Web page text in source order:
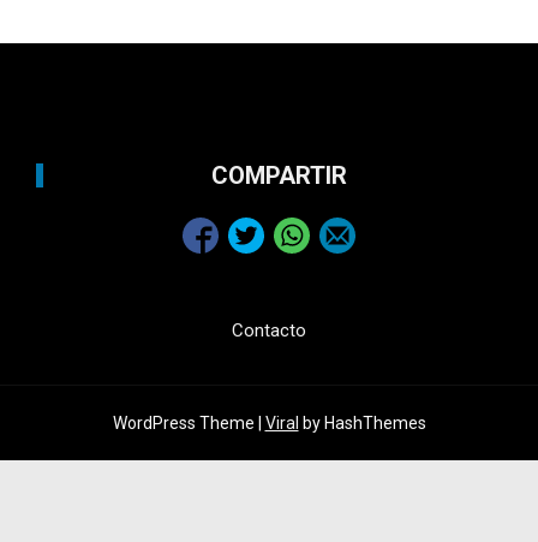
COMPARTIR
Contacto
WordPress Theme | Viral by HashThemes